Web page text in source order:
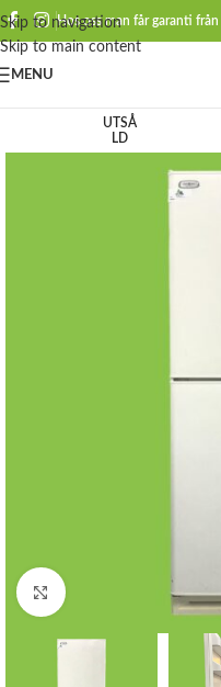
Skip to navigation
Skip to main content
Hos oss man får garanti
MENU
UTSÅ
LD
Click to enlarge